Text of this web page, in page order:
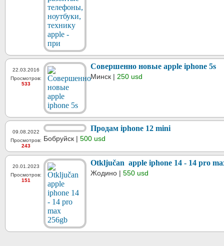
22.03.2016
Просмотров:
533
Совершенно новые apple iphone 5s
Минск | 250 usd
09.08.2022
Просмотров:
243
Продам iphone 12 mini
Бобруйск | 500 usd
20.01.2023
Просмотров:
151
Otključan apple iphone 14 - 14 pro
Жодино | 550 usd